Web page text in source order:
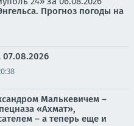
Прогноз погоды на
Малькевичем –
«Ахмат»,
– а теперь еще и